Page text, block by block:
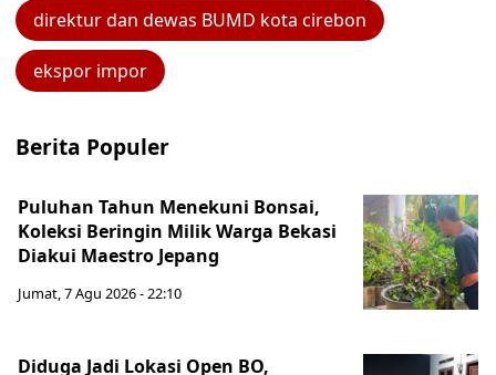
direktur dan dewas BUMD kota cirebon
ekspor impor
Berita Populer
Puluhan Tahun Menekuni Bonsai,
Koleksi Beringin Milik Warga Bekasi
Diakui Maestro Jepang
Jumat, 7 Agu 2026 - 22:10
Diduga Jadi Lokasi Open BO,